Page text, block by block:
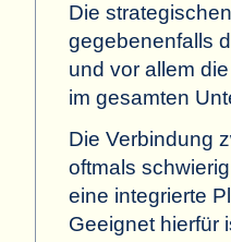
Die
gegebenenfalls
und vor allem
im gesamten
Die Verbindung
oftmals
eine integrierte
Geeignet hierfür